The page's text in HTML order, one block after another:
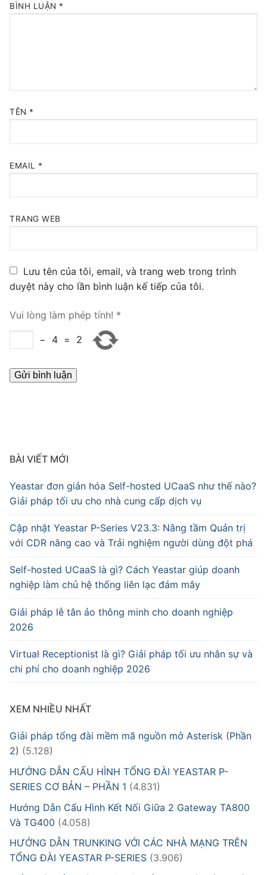
BÌNH LUẬN *
TÊN *
EMAIL *
TRANG WEB
Lưu tên của tôi, email, và trang web trong trình
duyệt này cho lần bình luận kế tiếp của tôi.
Vui lòng làm phép tính! *
− 4 = 2
BÀI VIẾT MỚI
Yeastar đơn giản hóa Self-hosted UCaaS như thế nào?
Giải pháp tối ưu cho nhà cung cấp dịch vụ
Cập nhật Yeastar P-Series V23.3: Nâng tầm Quản trị
với CDR nâng cao và Trải nghiệm người dùng đột phá
Self-hosted UCaaS là gì? Cách Yeastar giúp doanh
nghiệp làm chủ hệ thống liên lạc đám mây
Giải pháp lễ tân ảo thông minh cho doanh nghiệp
2026
Virtual Receptionist là gì? Giải pháp tối ưu nhân sự và
chi phí cho doanh nghiệp 2026
XEM NHIỀU NHẤT
Giải pháp tổng đài mềm mã nguồn mở Asterisk (Phần
2) (5.128)
HƯỚNG DẪN CẤU HÌNH TỔNG ĐÀI YEASTAR P-
SERIES CƠ BẢN – PHẦN 1 (4.831)
Hướng Dẫn Cấu Hình Kết Nối Giữa 2 Gateway TA800
Và TG400 (4.058)
HƯỚNG DẪN TRUNKING VỚI CÁC NHÀ MẠNG TRÊN
TỔNG ĐÀI YEASTAR P-SERIES (3.906)